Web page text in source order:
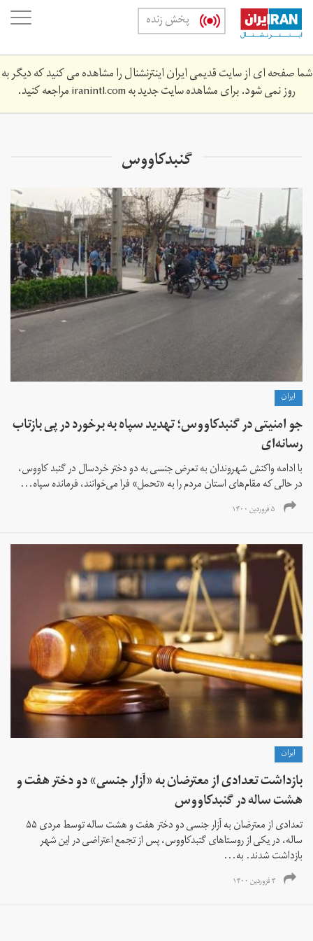
Skip
main
content
پخش زنده
شما صفحه ای از سایت قدیمی ایران اینترنشنال را مشاهده می کنید که دیگر به
روز نمی شود. برای مشاهده سایت جدید بهiranintl.comمراجعه کنید.
گنبدکاووس
ايران
جو امنیتی در گنبدکاووس؛ تهدید سپاه به برخورد در پی بازتاب
رسانه‌‌ای
با ادامه واکنش‌ شهروندان به تعرض جنسی به دو دختر خردسال در گنبد کاووس،‌
در حالی که مقام‌های استان مردم را به «تحمل» فرا می‌خوانند، فرمانده سپاه...
۵ فروردین ۱۴۰۰
ايران
بازداشت تعدادی از معترضان به «آزار جنسی» دو دختر هفت و
هشت ساله در گنبدکاووس
تعدادی از معترضان به آزار جنسی دو دختر هفت و هشت ساله توسط مردی ۵۵
ساله، در یکی از روستاهای گنبدکاووس، پس از تجمع اعتراضی در این شهر
بازداشت شدند. به...
۴ فروردین ۱۴۰۰